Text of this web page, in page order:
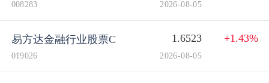
008283 2026-08-05
易方达金融行业股票C 1.6523 +1.43%
019026 2026-08-05